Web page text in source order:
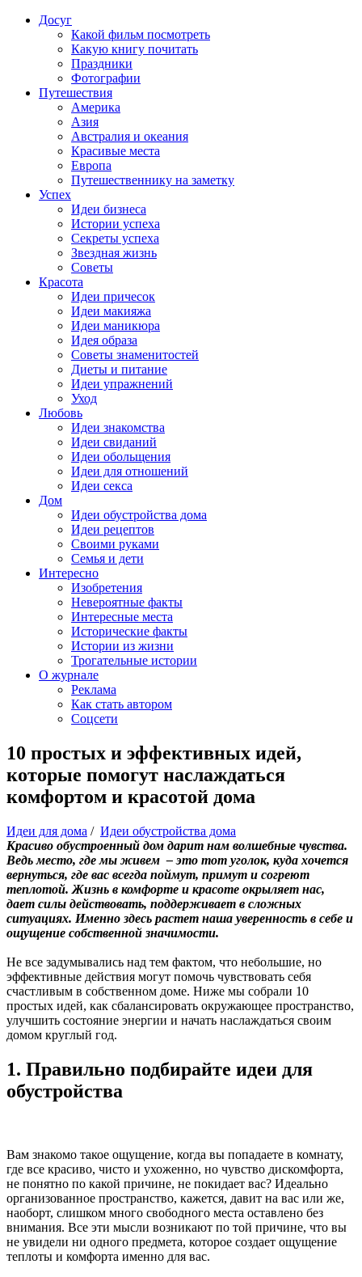
Досуг
Какой фильм посмотреть
Какую книгу почитать
Праздники
Фотографии
Путешествия
Америка
Азия
Австралия и океания
Красивые места
Европа
Путешественнику на заметку
Успех
Идеи бизнеса
Истории успеха
Секреты успеха
Звездная жизнь
Советы
Красота
Идеи причесок
Идеи макияжа
Идеи маникюра
Идея образа
Советы знаменитостей
Диеты и питание
Идеи упражнений
Уход
Любовь
Идеи знакомства
Идеи свиданий
Идеи обольщения
Идеи для отношений
Идеи секса
Дом
Идеи обустройства дома
Идеи рецептов
Своими руками
Семья и дети
Интересно
Изобретения
Невероятные факты
Интересные места
Исторические факты
Истории из жизни
Трогательные истории
О журнале
Реклама
Как стать автором
Соцсети
10 простых и эффективных идей,
которые помогут наслаждаться
комфортом и красотой дома
Идеи для дома / Идеи обустройства дома
Красиво обустроенный дом дарит нам волшебные чувства.
Ведь место, где мы живем – это тот уголок, куда хочется
вернуться, где вас всегда поймут, примут и согреют
теплотой. Жизнь в комфорте и красоте окрыляет нас,
дает силы действовать, поддерживает в сложных
ситуациях. Именно здесь растет наша уверенность в себе и
ощущение собственной значимости.
Не все задумывались над тем фактом, что небольшие, но
эффективные действия могут помочь чувствовать себя
счастливым в собственном доме. Ниже мы собрали 10
простых идей, как сбалансировать окружающее пространство,
улучшить состояние энергии и начать наслаждаться своим
домом круглый год.
1. Правильно подбирайте идеи для
обустройства
Вам знакомо такое ощущение, когда вы попадаете в комнату,
где все красиво, чисто и ухоженно, но чувство дискомфорта,
не понятно по какой причине, не покидает вас? Идеально
организованное пространство, кажется, давит на вас или же,
наоборт, слишком много свободного места оставлено без
внимания. Все эти мысли возникают по той причине, что вы
не увидели ни одного предмета, которое создает ощущение
теплоты и комфорта именно для вас.